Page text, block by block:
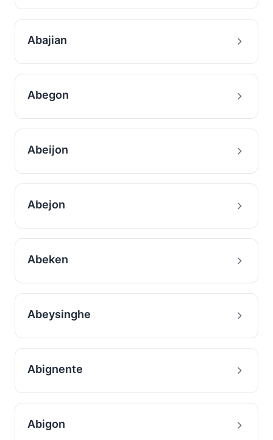
Abajian
Abegon
Abeijon
Abejon
Abeken
Abeysinghe
Abignente
Abigon